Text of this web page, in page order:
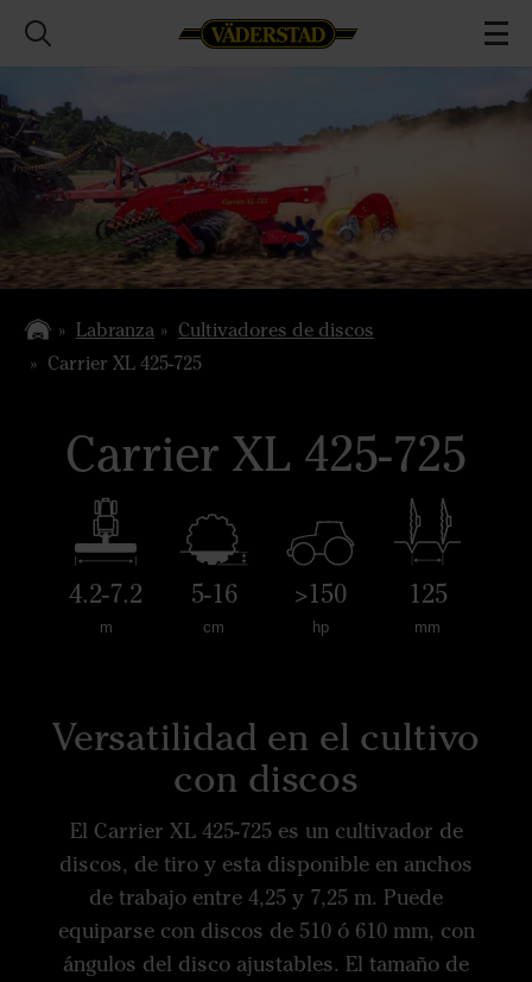
Labranza
Cultivadores de discos
Carrier XL 425-725
Carrier XL 425-725
4.2-7.2
m
5-16
cm
>150
hp
125
mm
Versatilidad en el cultivo
con discos
El Carrier XL 425-725 es un cultivador de
discos, de tiro y esta disponible en anchos
de trabajo entre 4,25 y 7,25 m. Puede
equiparse con discos de 510 ó 610 mm, con
ángulos del disco ajustables. El tamaño de